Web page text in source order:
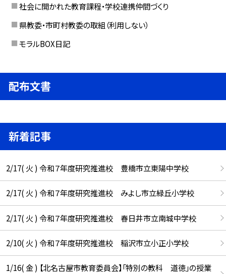
社会に開かれた教育課程・学校連携仲間づくり
県教委・市町村教委の取組（利用しない）
モラルBOX日記
配布文書
新着記事
2/17( 火 ) 令和７年度研究推進校 豊橋市立東陽中学校
2/17( 火 ) 令和７年度研究推進校 みよし市立緑丘小学校
2/17( 火 ) 令和７年度研究推進校 春日井市立南城中学校
2/10( 火 ) 令和７年度研究推進校 稲沢市立小正小学校
1/16( 金 ) 【北名古屋市教育委員会】「特別の教科 道徳」の授業